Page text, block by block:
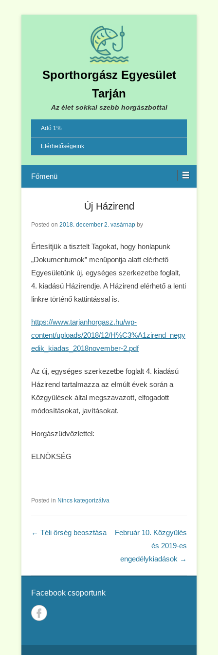
Sporthorgász Egyesület
Tarján
Az élet sokkal szebb horgászbottal
Adó 1%
Elérhetőségeink
Menu
Új Házirend
Posted on 2018. december 2. vasárnap by
Értesítjük a tisztelt Tagokat, hogy honlapunk
„Dokumentumok” menüpontja alatt elérhető
Egyesületünk új, egységes szerkezetbe foglalt,
4. kiadású Házirendje. A Házirend elérhető a lenti
linkre történő kattintással is.
https://www.tarjanhorgasz.hu/wp-
content/uploads/2018/12/H%C3%A1zirend_negy
edik_kiadas_2018november-2.pdf
Az új, egységes szerkezetbe foglalt 4. kiadású
Házirend tartalmazza az elmúlt évek során a
Közgyűlések által megszavazott, elfogadott
módosításokat, javításokat.
Horgászüdvözlettel:
ELNÖKSÉG
Posted in Nincs kategorizálva
Post navigation
← Téli őrség beosztása
Február 10. Közgyűlés
és 2019-es
engedélykiadások →
Facebook csoportunk